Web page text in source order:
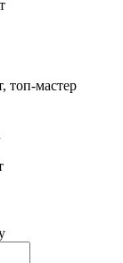
топ-мастер